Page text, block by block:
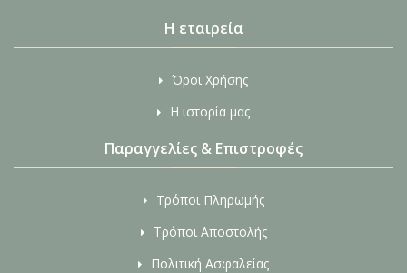
Η εταιρεία
Όροι Χρήσης
Η ιστορία μας
Παραγγελίες & Επιστροφές
Τρόποι Πληρωμής
Τρόποι Αποστολής
Πολιτική Ασφαλείας